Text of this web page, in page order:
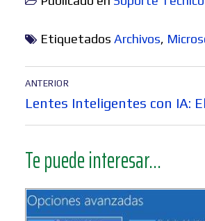
Etiquetados Archivos,
Navegación
de
entradas
ANTERIOR
Entrada
anterior:
Lentes Inteligentes con IA:
Te puede interesar...